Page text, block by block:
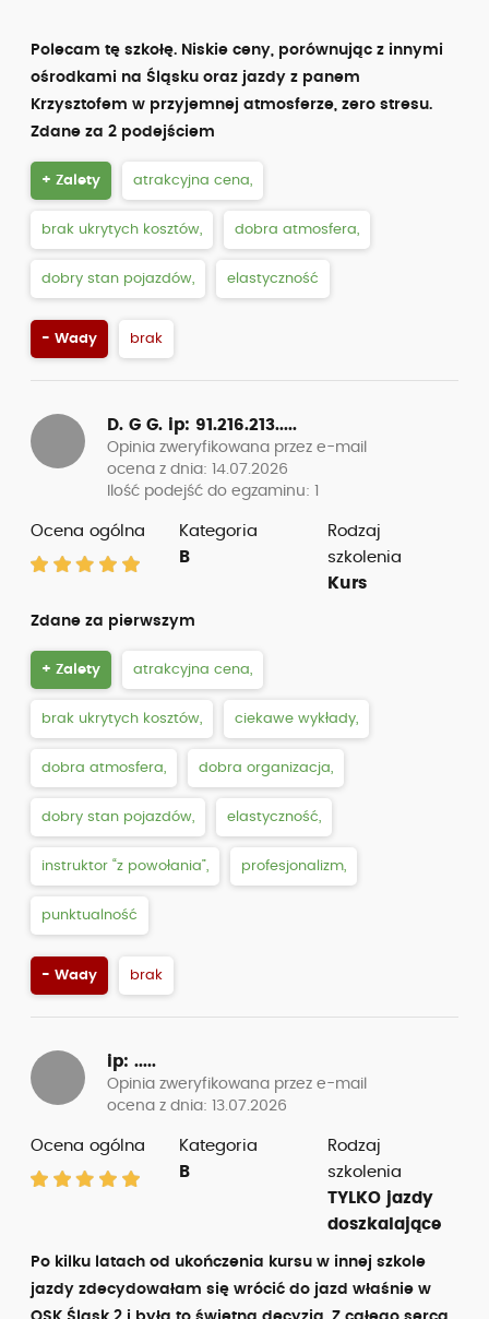
Polecam tę szkołę. Niskie ceny, porównując z innymi
ośrodkami na Śląsku oraz jazdy z panem
Krzysztofem w przyjemnej atmosferze, zero stresu.
Zdane za 2 podejściem
+ Zalety atrakcyjna cena,
brak ukrytych kosztów, dobra atmosfera,
dobry stan pojazdów, elastyczność
- Wady brak
D. G G. ip: 91.216.213.....
Opinia zweryfikowana przez e-mail
ocena z dnia: 14.07.2026
Ilość podejść do egzaminu: 1
Ocena ogólna
Kategoria
B
Rodzaj
szkolenia
Kurs
Zdane za pierwszym
+ Zalety atrakcyjna cena,
brak ukrytych kosztów, ciekawe wykłady,
dobra atmosfera, dobra organizacja,
dobry stan pojazdów, elastyczność,
instruktor “z powołania”, profesjonalizm,
punktualność
- Wady brak
ip: .....
Opinia zweryfikowana przez e-mail
ocena z dnia: 13.07.2026
Ocena ogólna
Kategoria
B
Rodzaj
szkolenia
TYLKO jazdy
doszkalające
Po kilku latach od ukończenia kursu w innej szkole
jazdy zdecydowałam się wrócić do jazd właśnie w